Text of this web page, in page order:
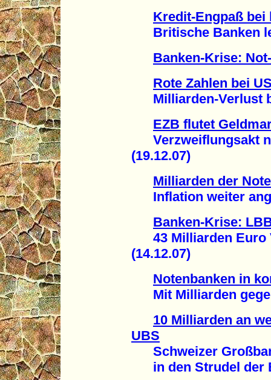
Kredit-Engpaß
Britische Banken
Banken-Krise:
Rote Zahlen bei
Milliarden-Verlust
EZB flutet
Verzweiflungsakt
(19.12.07)
Milliarden der
Inflation weiter
Banken-Krise:
43 Milliarden Euro
(14.12.07)
Notenbanken in
Mit Milliarden
10 Milliarden an
UBS
Schweizer
in den Strudel der